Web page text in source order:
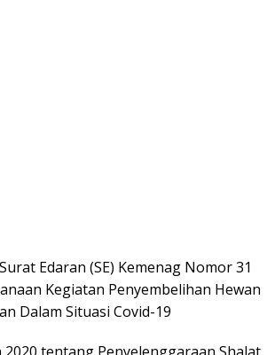
Edaran (SE) Kemenag Nomor 31
Kegiatan Penyembelihan Hewan
Dalam Situasi Covid-19
tentang Penyelenggaraan Shalat